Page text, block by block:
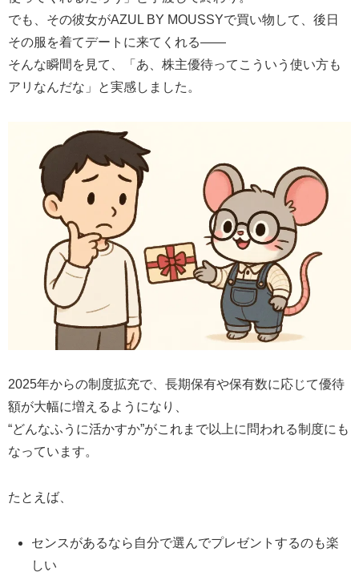
でも、その彼女がAZUL BY MOUSSYで買い物して、後日
その服を着てデートに来てくれる――
そんな瞬間を見て、「あ、株主優待ってこういう使い方も
アリなんだな」と実感しました。
2025年からの制度拡充で、長期保有や保有数に応じて優待
額が大幅に増えるようになり、
“どんなふうに活かすか”がこれまで以上に問われる制度にも
なっています。
たとえば、
センスがあるなら自分で選んでプレゼントするのも楽
しい